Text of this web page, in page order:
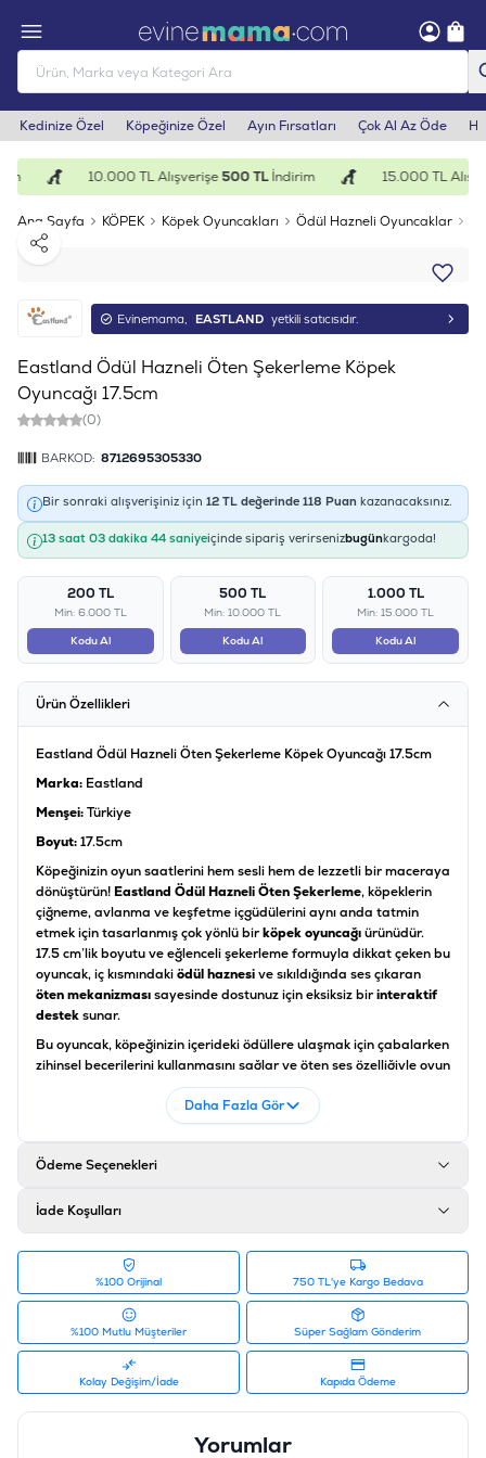
Kedinize Özel Köpeğinize Özel Ayın Fırsatları Çok Al Az Öde
10.000 TL Alışverişe500 TLİndirim 15.000 TL
Ana Sayfa KÖPEK Köpek Oyuncakları Ödül Hazneli Oyuncaklar
Paylaş
Evinemama, EASTLAND yetkili satıcısıdır.
Eastland Ödül Hazneli Öten Şekerleme Köpek
Oyuncağı 17.5cm
(0)
BARKOD: 8712695305330
Bir sonraki alışverişiniz için 12 TL değerinde 118 Puan kazanacaksınız.
13 saat 03 dakika 44 saniyeiçinde sipariş verirsenizbugünkargoda!
200 TL
Min: 6.000 TL
Kodu Al
500 TL
Min: 10.000 TL
Kodu Al
1.000 TL
Min: 15.000 TL
Kodu Al
Ürün Özellikleri
Eastland Ödül Hazneli Öten Şekerleme Köpek Oyuncağı 17.5cm
Marka: Eastland
Menşei:Türkiye
Boyut:17.5cm
Köpeğinizin oyun saatlerini hem sesli hem de lezzetli bir maceraya
dönüştürün! Eastland Ödül Hazneli Öten Şekerleme, köpeklerin
çiğneme, avlanma ve keşfetme içgüdülerini aynı anda tatmin
etmek için tasarlanmış çok yönlü birköpek oyuncağıürünüdür.
17.5 cm’lik boyutu ve eğlenceli şekerleme formuyla dikkat çeken bu
oyuncak, iç kısmındakiödül haznesive sıkıldığında ses çıkaran
öten mekanizmasısayesinde dostunuz için eksiksiz birinteraktif
desteksunar.
Bu oyuncak, köpeğinizin içerideki ödüllere ulaşmak için çabalarken
zihinsel becerilerini kullanmasını sağlar ve öten ses özelliğiyle oyun
motivasyonunu her an canlı tutarakzihinsel gelişim desteği
Dayanıklı plastik yapısı sayesinde uzun süreli bir
Eastland ödül hazneli şekerleme, evde tek başına vakit
şekilde boşaltmaya yardımcı olan
eğlenceli ses efektleriyle köpeğinizin odaklanma süresini artırır.
Ürün Özellikleri
Özellik Açıklama
Ürün Tipi Ödül Hazneli ve Öten Köpek Oyuncağı
Ses Özelliği Sıkıldığında Ses Çıkaran Dahili Squeaker
Daha Fazla Gör
Ödeme Seçenekleri
İade Koşulları
%100 Orijinal 750 TL'ye Kargo Bedava
%100 Mutlu Müşteriler Süper Sağlam Gönderim
Kolay Değişim/İade Kapıda Ödeme
Yorumlar